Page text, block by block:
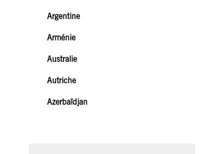
Argentine
Arménie
Australie
Autriche
Azerbaïdjan